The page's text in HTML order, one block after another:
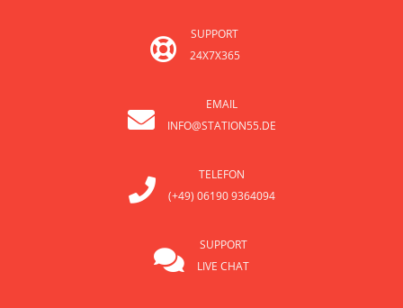
SUPPORT
24X7X365
EMAIL
INFO@STATION55.DE
TELEFON
(+49) 06190 9364094
SUPPORT
LIVE CHAT